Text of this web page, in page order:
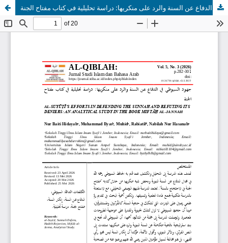
جهود السيوطي في الدفاع عن السنة والرد على منكريها: دراسة تحليلية في كتاب مفتاح الجنة